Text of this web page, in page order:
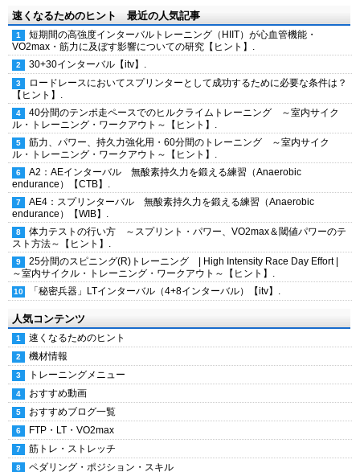
速くなるためのヒント 最近の人気記事
短期間の高強度インターバルトレーニング（HIIT）が心血管機能・
VO2max・筋力に及ぼす影響についての研究【ヒント】.
30+30インターバル【itv】.
ロードレースにおいてスプリンターとして成功するために必要な条件は？
【ヒント】.
40分間のテンポ走ペースでのヒルクライムトレーニング ～室内サイク
ル・トレーニング・ワークアウト～【ヒント】.
筋力、パワー、持久力強化用・60分間のトレーニング ～室内サイク
ル・トレーニング・ワークアウト～【ヒント】.
A2：AEインターバル 無酸素持久力を鍛える練習（Anaerobic
endurance）【CTB】.
AE4：スプリンターバル 無酸素持久力を鍛える練習（Anaerobic
endurance）【WIB】.
体力テストの行い方 ～スプリント・パワー、VO2max＆閾値パワーのテ
スト方法～【ヒント】.
25分間のスピニング(R)トレーニング | High Intensity Race Day Effort |
～室内サイクル・トレーニング・ワークアウト～【ヒント】.
「秘密兵器」LTインターバル（4+8インターバル）【itv】.
人気コンテンツ
速くなるためのヒント
機材情報
トレーニングメニュー
おすすめ動画
おすすめブログ一覧
FTP・LT・VO2max
筋トレ・ストレッチ
ペダリング・ポジション・スキル